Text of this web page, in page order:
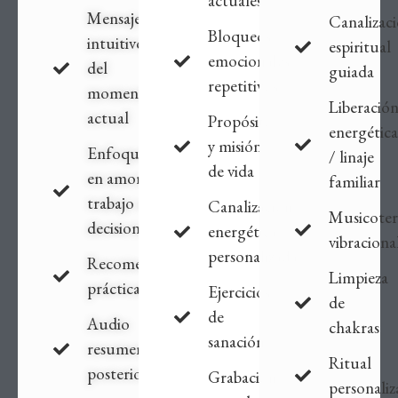
Mensaje
intuitivo
del
momento
actual
Enfoque
en amor,
trabajo o
decisiones
Recomendaciones
prácticas
Audio
resumen
posterior
Bloqueos
emocionales
repetitivos
Propósito
y misión
de vida
Canalización
energética
personalizada
Ejercicios
de
sanación
Grabación
espiritual
guiada
Liberación
energética
/ linaje
familiar
Limpieza
de
chakras
Ritual